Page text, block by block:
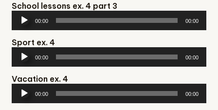
School lessons ex. 4 part 3
Аудіопрогравач
00:00 00:00
Sport ex. 4
Аудіопрогравач
00:00 00:00
Vacation ex. 4
Аудіопрогравач
00:00 00:00